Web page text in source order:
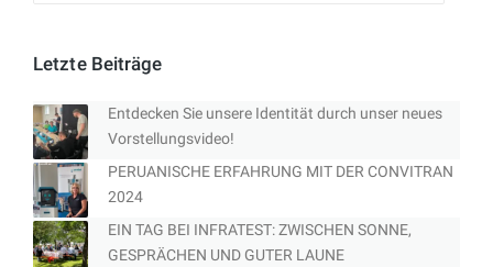
Letzte Beiträge
Entdecken Sie unsere Identität durch unser neues
Vorstellungsvideo!
PERUANISCHE ERFAHRUNG MIT DER CONVITRAN
2024
EIN TAG BEI INFRATEST: ZWISCHEN SONNE,
GESPRÄCHEN UND GUTER LAUNE